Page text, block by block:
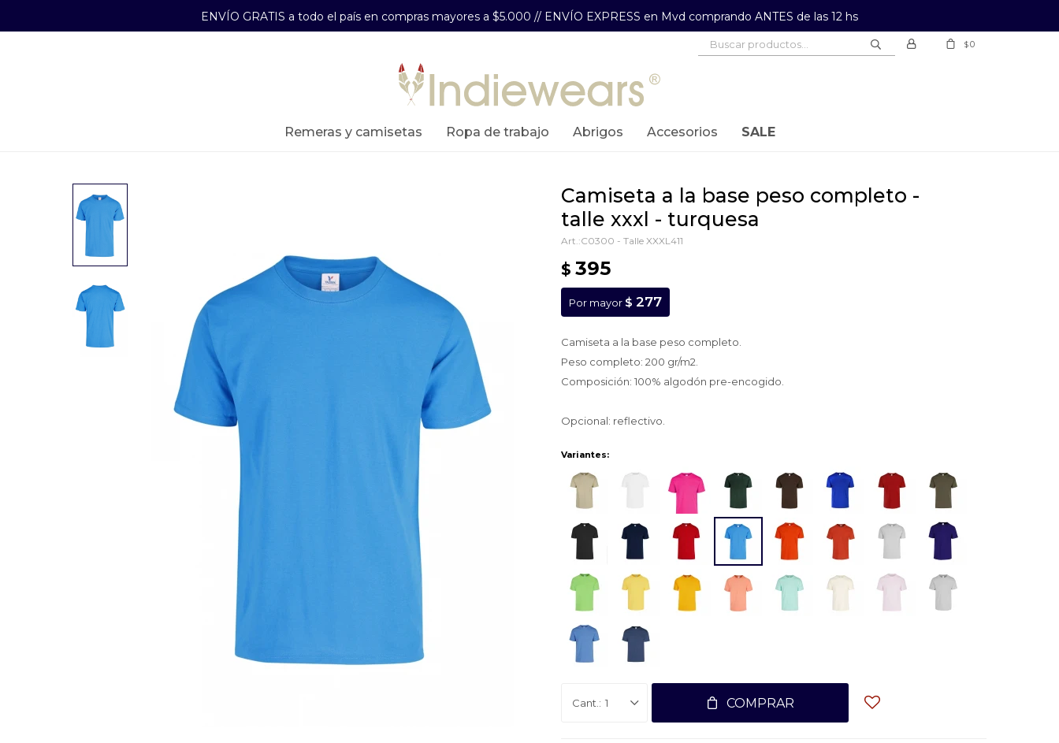
ENVÍO GRATIS a todo el país en compras mayores a $5.000 // ENVÍO EXPRESS en Mvd comprando ANTES de las 12 hs
remeras y camisetas ropa de trabajo abrigos accesorios SALE
$0
camiseta a la base peso completo -
talle xxxl - turquesa
C0300 - Talle XXXL411
$ 395
Por mayor $ 277
Camiseta a la base peso completo.
Peso completo: 200 gr/m2.
Composición: 100% algodón pre-encogido.
Opcional: reflectivo.
Variantes:
1 COMPRAR